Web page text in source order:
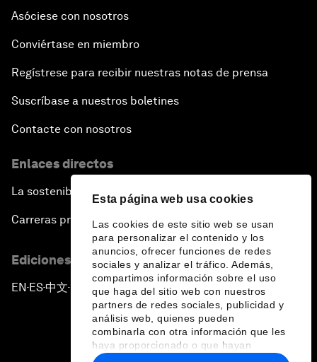
Esta página web usa cookies
Las cookies de este sitio web se usan
para personalizar el contenido y los
anuncios, ofrecer funciones de redes
sociales y analizar el tráfico. Además,
compartimos información sobre el uso
que haga del sitio web con nuestros
partners de redes sociales, publicidad y
análisis web, quienes pueden
combinarla con otra información que les
haya proporcionado o que hayan
recopilado a partir del uso que haya
Asóciese con nosotros
Conviértase en miembro
Regístrese para recibir nuestras notas de prensa
Suscríbase a nuestros boletines
Contacte con nosotros
Enlaces directos
La sostenibilidad en el Foro
Carreras profesionales
Ediciones en otros idiomas
EN ▪ES▪中文▪ 日本語